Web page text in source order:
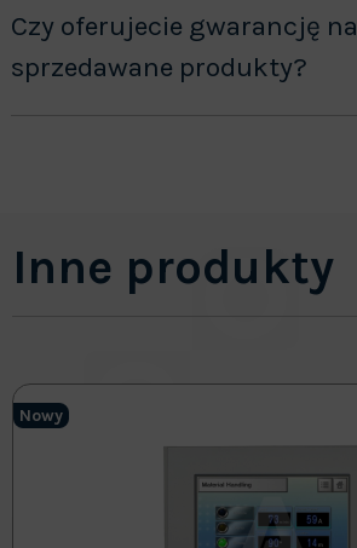
Czy oferujecie gwarancję na
sprzedawane produkty?
Inne produkty
Nowy